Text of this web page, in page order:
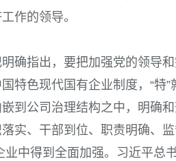
作的领导。
确指出，要把加强党的领导
特色现代国有企业制度，“特”
到公司治理结构之中，明确
实、干部到位、职责明确、
中得到全面加强。习近平总